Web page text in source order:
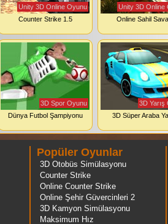
Unity 3D Online Oyunu
Counter Strike 1.5
Unity 3D Online
Online Sahil
3D Spor Oyunu
Dünya Futbol Şampiyonu
3D Yarış
3D Süper Araba
Popüler Oyunlar
3D Otobüs Simülasyonu
Counter Strike
Online Counter Strike
Online Şehir Güvercinleri 2
3D Kamyon Simülasyonu
Maksimum Hız